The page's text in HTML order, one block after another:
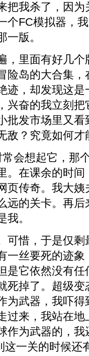
把我杀了，因
个FC模拟器，
版。
，里面有好几
险岛的大合集
迹，却发现这
兴奋的我立刻
批发市场里又
敌？究竟如何才
会想起它，那
。在课余的时
页传奇。我大
远的关卡。再
。
可惜，于是仅
一丝要死的迹
是它依然没有
死掉了。超级
为武器，我吓
过来，我站在
作为武器的，
一关的时候还